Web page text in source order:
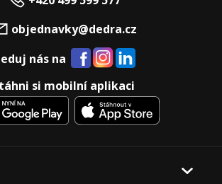
objednavky@dedra.cz
nás na
si mobilní aplikaci